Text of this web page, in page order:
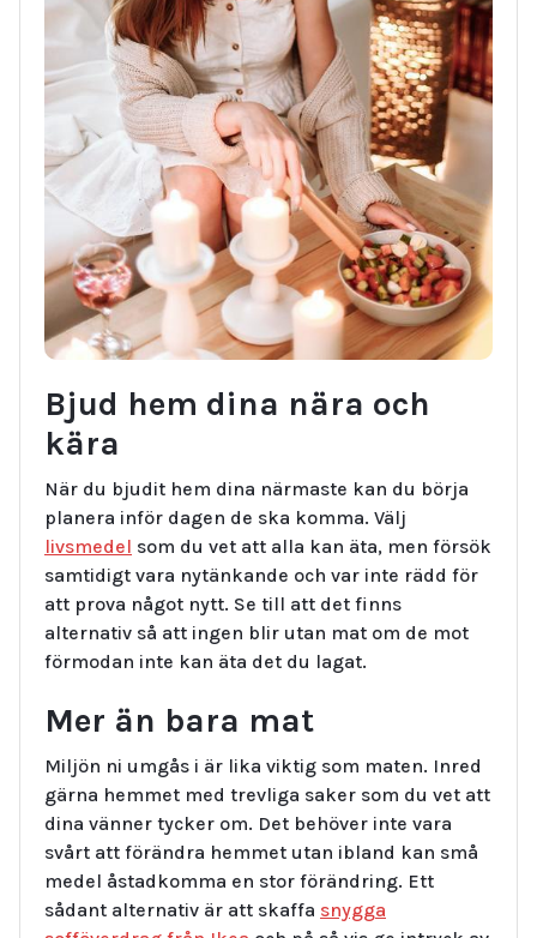
Bjud hem dina nära och
kära
När du bjudit hem dina närmaste kan du börja
planera inför dagen de ska komma. Välj
livsmedel som du vet att alla kan äta, men försök
samtidigt vara nytänkande och var inte rädd för
att prova något nytt. Se till att det finns
alternativ så att ingen blir utan mat om de mot
förmodan inte kan äta det du lagat.
Mer än bara mat
Miljön ni umgås i är lika viktig som maten. Inred
gärna hemmet med trevliga saker som du vet att
dina vänner tycker om. Det behöver inte vara
svårt att förändra hemmet utan ibland kan små
medel åstadkomma en stor förändring. Ett
sådant alternativ är att skaffa snygga